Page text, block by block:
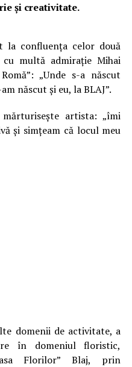
și creativitate.
la confluența celor două
multă admirație Mihai
„Unde s-a născut
născut și eu, la BLAJ”.
artista: „îmi
și simțeam că locul meu
domenii de activitate, a
în domeniul floristic,
Florilor” Blaj, prin